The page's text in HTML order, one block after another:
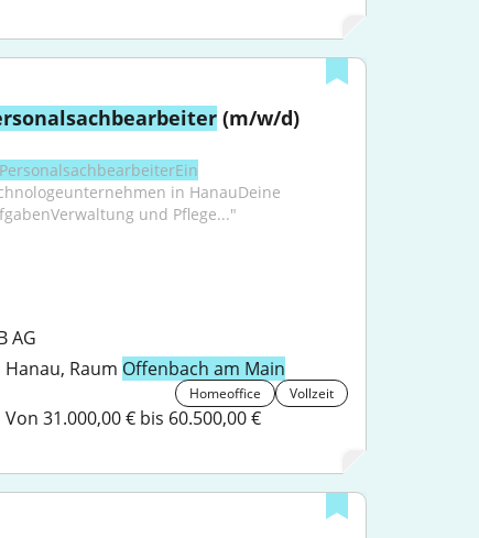
(m/w/d)
PersonalsachbearbeiterEin
in HanauDeine
und Pflege..."
AG
Hanau, Raum Offenbach am Main
Homeoffice Vollzeit
Von 31.000,00 € bis 60.500,00 €